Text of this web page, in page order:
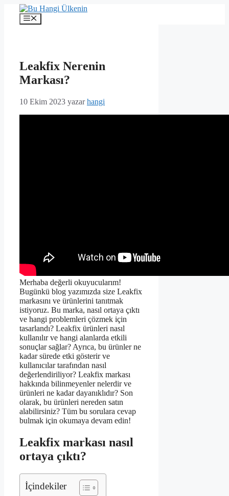
İçeriğe
Menü
Leakfix Nerenin
Markası?
10 Ekim 2023 yazarhangi
Merhaba değerli okuyucularım!
Bugünkü blog yazımızda size Leakfix
markasını ve ürünlerini tanıtmak
istiyoruz. Bu marka, nasıl ortaya çıktı
ve hangi problemleri çözmek için
tasarlandı? Leakfix ürünleri nasıl
kullanılır ve hangi alanlarda etkili
sonuçlar sağlar? Ayrıca, bu ürünler ne
kadar sürede etki gösterir ve
kullanıcılar tarafından nasıl
değerlendiriliyor? Leakfix markası
hakkında bilinmeyenler nelerdir ve
ürünleri ne kadar dayanıklıdır? Son
olarak, bu ürünleri nereden satın
alabilirsiniz? Tüm bu sorulara cevap
bulmak için okumaya devam edin!
Leakfix markası nasıl
ortaya çıktı?
İçindekiler